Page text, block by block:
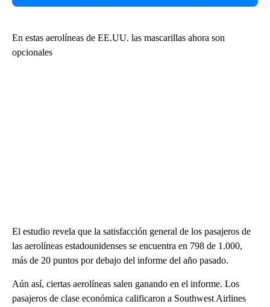
En estas aerolíneas de EE.UU. las mascarillas ahora son
opcionales
El estudio revela que la satisfacción general de los pasajeros de
las aerolíneas estadounidenses se encuentra en 798 de 1.000,
más de 20 puntos por debajo del informe del año pasado.
Aún así, ciertas aerolíneas salen ganando en el informe. Los
pasajeros de clase económica calificaron a Southwest Airlines